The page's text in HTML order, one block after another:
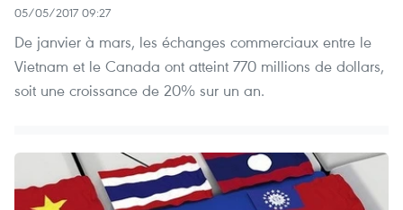
05/05/2017 09:27
De janvier à mars, les échanges commerciaux entre le
Vietnam et le Canada ont atteint 770 millions de dollars,
soit une croissance de 20% sur un an.